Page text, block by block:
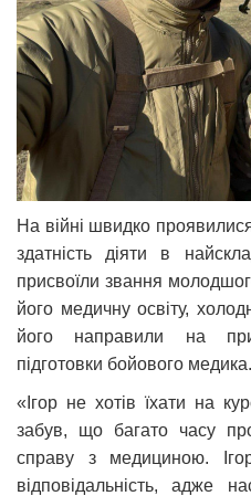
На війні швидко
здатність діяти в
присвоїли звання
його медичну освіту,
його направили на
підготовки бойового медика.
«Ігор не хотів їхати на
забув, що багато часу
справу з медициною.
відповідальність, адже